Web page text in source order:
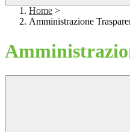
Home >
Amministrazione